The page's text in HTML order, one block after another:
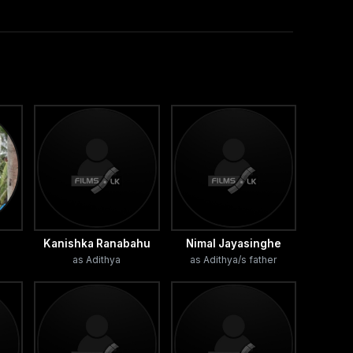
Kanishka Ranabahu
as Adithya
Nimal Jayasinghe
as Adithya/s father